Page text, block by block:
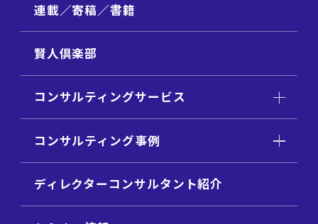
連載／寄稿／書籍
賢人倶楽部
コンサルティングサービス
コンサルティング事例
ディレクターコンサルタント紹介